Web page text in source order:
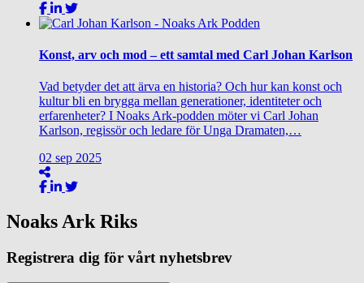
Konst, arv och mod – ett samtal med Carl Johan Karlson
Vad betyder det att ärva en historia? Och hur kan konst och
kultur bli en brygga mellan generationer, identiteter och
erfarenheter? I Noaks Ark-podden möter vi Carl Johan
Karlson, regissör och ledare för Unga Dramaten,…
02 sep 2025
Noaks Ark Riks
Registrera dig för vårt nyhetsbrev